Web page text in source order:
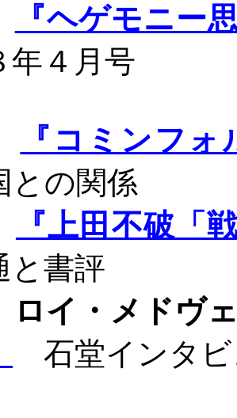
『ヘゲモニー
年４月号
『コミンフ
との関係
『上田不破「
と書評
メドヴェ
石堂インタ